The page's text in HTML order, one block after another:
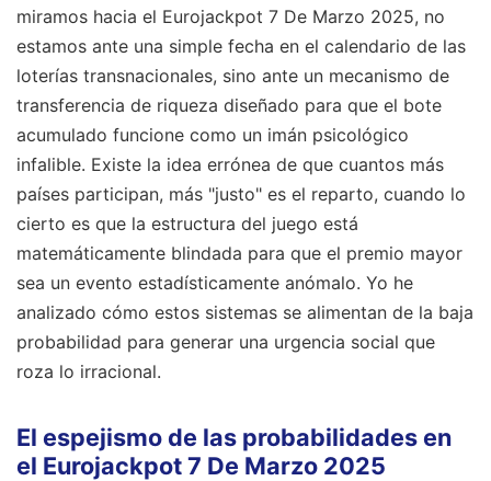
miramos hacia el Eurojackpot 7 De Marzo 2025, no
estamos ante una simple fecha en el calendario de las
loterías transnacionales, sino ante un mecanismo de
transferencia de riqueza diseñado para que el bote
acumulado funcione como un imán psicológico
infalible. Existe la idea errónea de que cuantos más
países participan, más "justo" es el reparto, cuando lo
cierto es que la estructura del juego está
matemáticamente blindada para que el premio mayor
sea un evento estadísticamente anómalo. Yo he
analizado cómo estos sistemas se alimentan de la baja
probabilidad para generar una urgencia social que
roza lo irracional.
El espejismo de las probabilidades en
el Eurojackpot 7 De Marzo 2025